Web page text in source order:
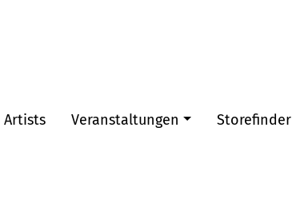
Artists Veranstaltungen Storefinder